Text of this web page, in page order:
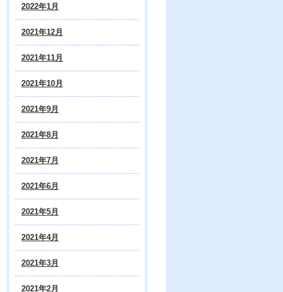
2022年1月
2021年12月
2021年11月
2021年10月
2021年9月
2021年8月
2021年7月
2021年6月
2021年5月
2021年4月
2021年3月
2021年2月